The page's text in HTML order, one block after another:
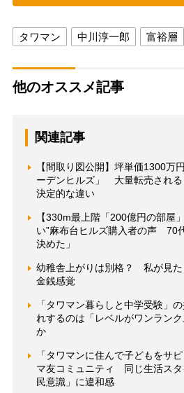
タワマン 中川淳一郎 富裕層
他のオススメ記事
関連記事
【間取り図公開】坪単価1300万
ーデンヒルズ」 大量転売される
決定的な違い
【330m最上階「200億円の部屋
い”麻布台ヒルズ購入者の声 70
決めた」
幼稚舎上がりは別格？ 私が見た
金銭感覚
「タワマン暮らしと中学受験」
れするのは「レベルがワンラン
か
「タワマンに住んで子どもをサ
マ友コミュニティ 同じ生活スタ
民意識」に違和感